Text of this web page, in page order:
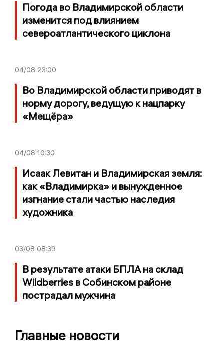
Погода во Владимирской области
изменится под влиянием
североатлантического циклона
04/08 23:00
Во Владимирской области приводят в
норму дорогу, ведущую к нацпарку
«Мещёра»
04/08 10:30
Исаак Левитан и Владимирская земля:
как «Владимирка» и вынужденное
изгнание стали частью наследия
художника
03/08 08:39
В результате атаки БПЛА на склад
Wildberries в Собинском районе
пострадал мужчина
Главные новости